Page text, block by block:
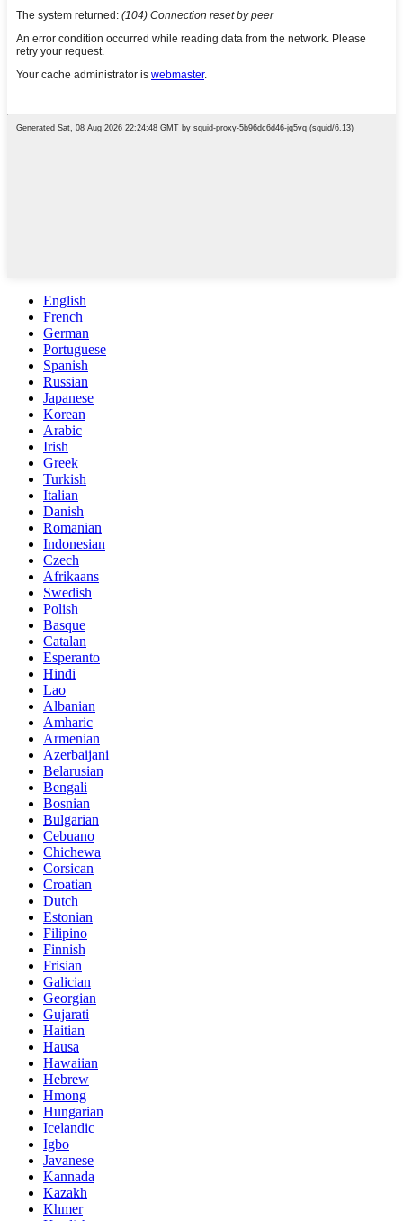
English
French
German
Portuguese
Spanish
Russian
Japanese
Korean
Arabic
Irish
Greek
Turkish
Italian
Danish
Romanian
Indonesian
Czech
Afrikaans
Swedish
Polish
Basque
Catalan
Esperanto
Hindi
Lao
Albanian
Amharic
Armenian
Azerbaijani
Belarusian
Bengali
Bosnian
Bulgarian
Cebuano
Chichewa
Corsican
Croatian
Dutch
Estonian
Filipino
Finnish
Frisian
Galician
Georgian
Gujarati
Haitian
Hausa
Hawaiian
Hebrew
Hmong
Hungarian
Icelandic
Igbo
Javanese
Kannada
Kazakh
Khmer